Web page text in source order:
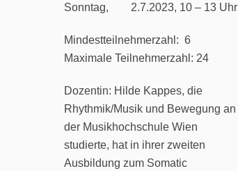
Sonntag, 2.7.2023, 10 – 13 Uhr
Mindestteilnehmerzahl: 6
Maximale Teilnehmerzahl: 24
Dozentin: Hilde Kappes, die
Rhythmik/Musik und Bewegung an
der Musikhochschule Wien
studierte, hat in ihrer zweiten
Ausbildung zum Somatic